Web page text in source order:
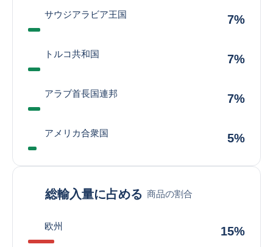
サウジアラビア王国 7%
トルコ共和国 7%
アラブ首長国連邦 7%
アメリカ合衆国 5%
総輸入量に占める 商品の割合
欧州 15%